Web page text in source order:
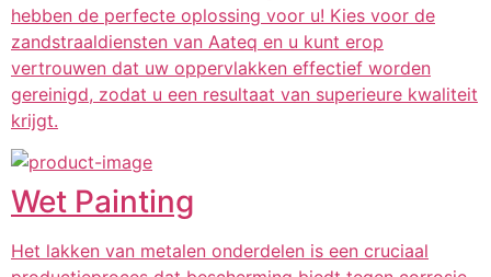
hebben de perfecte oplossing voor u! Kies voor de
zandstraaldiensten van Aateq en u kunt erop
vertrouwen dat uw oppervlakken effectief worden
gereinigd, zodat u een resultaat van superieure kwaliteit
krijgt.
Wet Painting
Het lakken van metalen onderdelen is een cruciaal